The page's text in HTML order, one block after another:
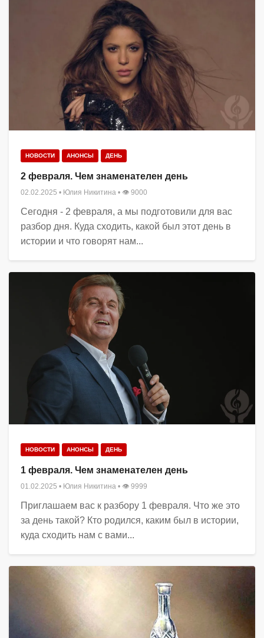
НОВОСТИ АНОНСЫ ДЕНЬ
2 февраля. Чем знаменателен день
02.02.2025 • Юлия Никитина • 👁 9000
Сегодня - 2 февраля, а мы подготовили для вас
разбор дня. Куда сходить, какой был этот день в
истории и что говорят нам...
НОВОСТИ АНОНСЫ ДЕНЬ
1 февраля. Чем знаменателен день
01.02.2025 • Юлия Никитина • 👁 9999
Приглашаем вас к разбору 1 февраля. Что же это
за день такой? Кто родился, каким был в истории,
куда сходить нам с вами...